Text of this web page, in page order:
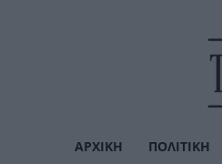
ΑΡΧΙΚΉ ΠΟΛΙΤΙΚΉ